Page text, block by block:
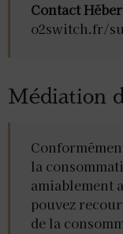
Contact
o2switch.fr/
Médiation
la
amiablement
pouvez
de la